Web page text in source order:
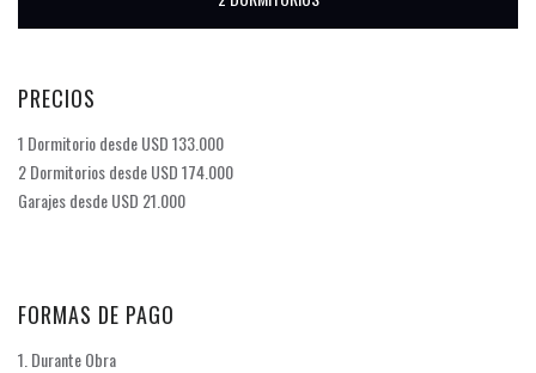
PRECIOS
1 Dormitorio desde USD 133.000
2 Dormitorios desde USD 174.000
Garajes desde USD 21.000
FORMAS DE PAGO
1. Durante Obra